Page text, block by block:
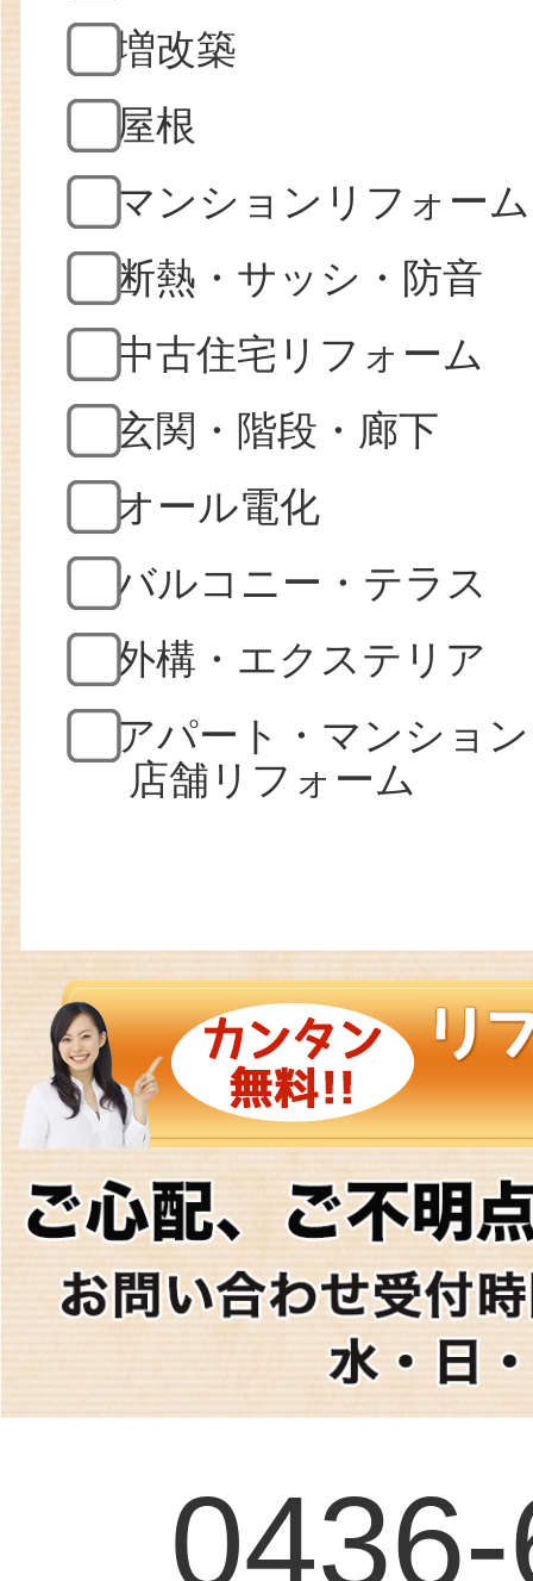
増改築
屋根
マンションリフォーム
断熱・サッシ・防音
中古住宅リフォーム
玄関・階段・廊下
オール電化
バルコニー・テラス
外構・エクステリア
アパート・マンション
店舗リフォーム